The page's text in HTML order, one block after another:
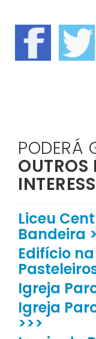
PODERÁ
OUTROS
Liceu
Bandeira
Edifício
Igreja
Igreja
>>>